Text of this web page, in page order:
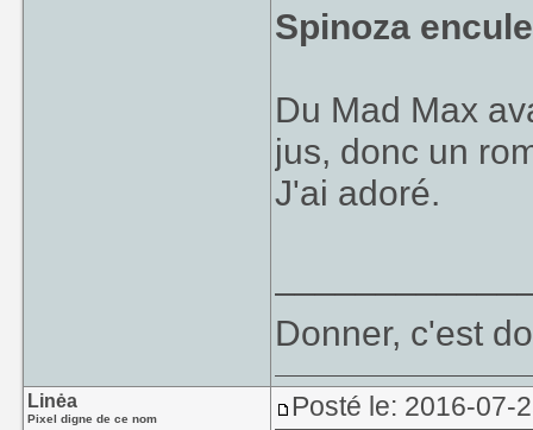
Spinoza
Du Mad Max
jus, donc un
J'ai adoré.
Donner, c'est
Linėa
Pixel digne de ce nom
Posté le: 2016-07-